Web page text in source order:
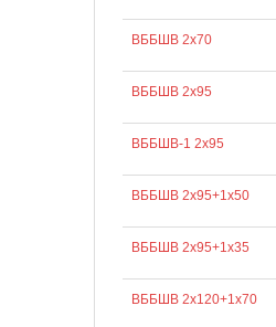
ВББШВ 2х70
ВББШВ 2х95
ВББШВ-1 2х95
ВББШВ 2х95+1х50
ВББШВ 2х95+1х35
ВББШВ 2х120+1х70